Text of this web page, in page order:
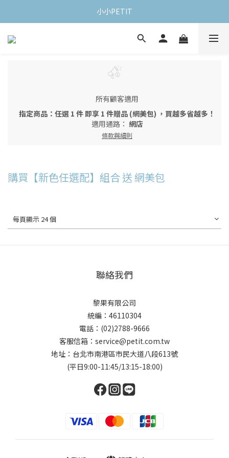
小小PETIT
所有顧客適用
指定商品：任選 1 件 即享 1 件贈品 (網美包) ，買越多省越多！
適用通路： 網店
條款與細則
購買【新色任選配】組合 送 網美包
每頁顯示 24 個
聯絡我們
黎果有限公司
統編：46110304
電話：(02)2788-9666
客服信箱：service@petit.com.tw
地址：台北市南港區市民大道八段613號
(平日9:00-11:45/13:15-18:00)